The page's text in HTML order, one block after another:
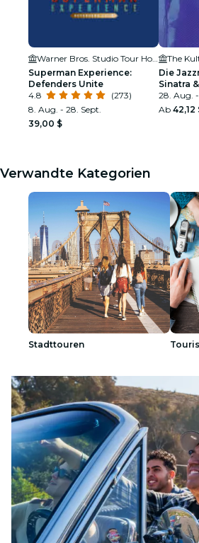
Superman Experience:
Defenders Unite
4.8
(273)
8. Aug. - 28. Sept.
39,00 $
The
Die
Sinatra
Tribut
28. Aug. -
Ab 42,12
Verwandte Kategorien
Stadttouren